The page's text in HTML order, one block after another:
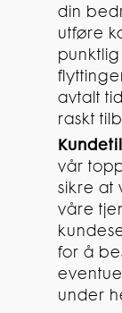
din
utføre
avtalt
raskt
vår
sikre at
våre
for å
under